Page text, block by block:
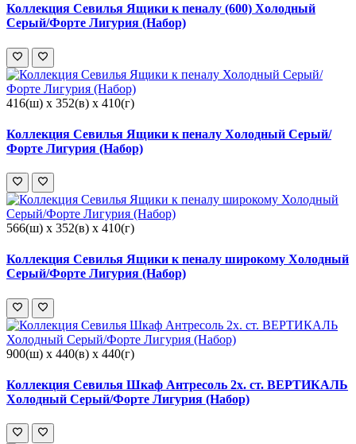
Коллекция Севилья Ящики к пеналу (600) Холодный
Серый/Форте Лигурия (Набор)
416(ш) x 352(в) x 410(г)
Коллекция Севилья Ящики к пеналу Холодный Серый/
Форте Лигурия (Набор)
566(ш) x 352(в) x 410(г)
Коллекция Севилья Ящики к пеналу широкому Холодный
Серый/Форте Лигурия (Набор)
900(ш) x 440(в) x 440(г)
Коллекция Севилья Шкаф Антресоль 2х. ст. ВЕРТИКАЛЬ
Холодный Серый/Форте Лигурия (Набор)